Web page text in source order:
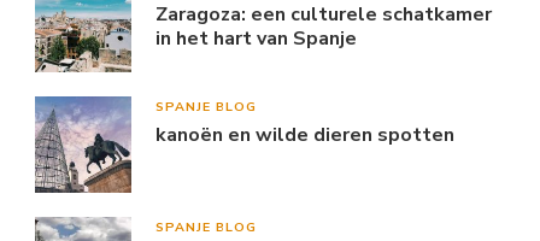
Zaragoza: een culturele schatkamer
in het hart van Spanje
SPANJE BLOG
kanoën en wilde dieren spotten
SPANJE BLOG